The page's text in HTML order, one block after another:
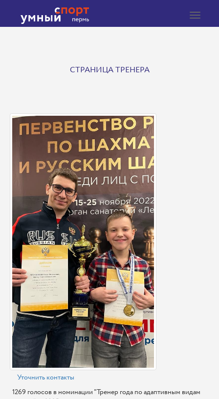
Toggle
СТРАНИЦА ТРЕНЕРА
Уточнить контакты
1269 голосов в номинации "Тренер года по адаптивным видам